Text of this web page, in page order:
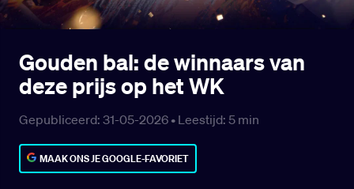
Gouden bal: de winnaars van
deze prijs op het WK
Gepubliceerd: 31-05-2026 • Leestijd: 5 min
MAAK ONS JE GOOGLE-FAVORIET